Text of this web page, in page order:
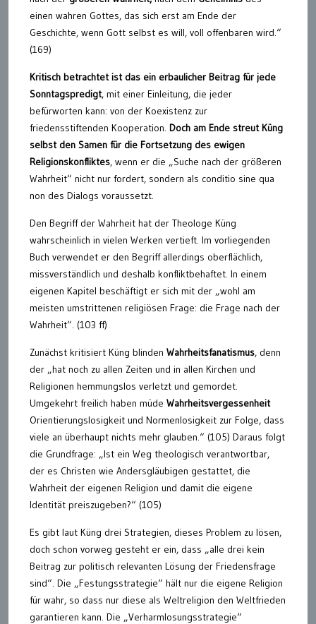
einen wahren Gottes, das sich erst am Ende der
Geschichte, wenn Gott selbst es will, voll offenbaren wird.“
(169)
Kritisch betrachtet ist das ein erbaulicher Beitrag für jede
Sonntagspredigt, mit einer Einleitung, die jeder
befürworten kann: von der Koexistenz zur
friedensstiftenden Kooperation. Doch am Ende streut Küng
selbst den Samen für die Fortsetzung des ewigen
Religionskonfliktes, wenn er die „Suche nach der größeren
Wahrheit“ nicht nur fordert, sondern als conditio sine qua
non des Dialogs voraussetzt.
Den Begriff der Wahrheit hat der Theologe Küng
wahrscheinlich in vielen Werken vertieft. Im vorliegenden
Buch verwendet er den Begriff allerdings oberflächlich,
missverständlich und deshalb konfliktbehaftet. In einem
eigenen Kapitel beschäftigt er sich mit der „wohl am
meisten umstrittenen religiösen Frage: die Frage nach der
Wahrheit“. (103 ff)
Zunächst kritisiert Küng blinden Wahrheitsfanatismus, denn
der „hat noch zu allen Zeiten und in allen Kirchen und
Religionen hemmungslos verletzt und gemordet.
Umgekehrt freilich haben müde Wahrheitsvergessenheit
Orientierungslosigkeit und Normenlosigkeit zur Folge, dass
viele an überhaupt nichts mehr glauben.“ (105) Daraus folgt
die Grundfrage: „Ist ein Weg theologisch verantwortbar,
der es Christen wie Andersgläubigen gestattet, die
Wahrheit der eigenen Religion und damit die eigene
Identität preiszugeben?“ (105)
Es gibt laut Küng drei Strategien, dieses Problem zu lösen,
doch schon vorweg gesteht er ein, dass „alle drei kein
Beitrag zur politisch relevanten Lösung der Friedensfrage
sind“. Die „Festungsstrategie“ hält nur die eigene Religion
für wahr, so dass nur diese als Weltreligion den Weltfrieden
garantieren kann. Die „Verharmlosungsstrategie“